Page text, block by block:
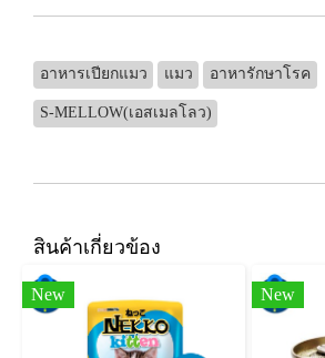
อาหารเปียกแมว แมว อาหารักษาโรค
S-MELLOW(เอสเมลโลว)
สินค้าเกี่ยวข้อง
New New